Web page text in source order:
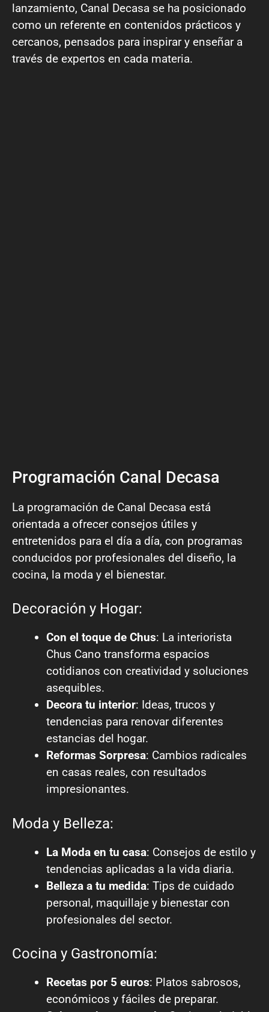
lanzamiento, Canal Decasa se ha posicionado
como un referente en contenidos prácticos y
cercanos, pensados para inspirar y enseñar a
través de expertos en cada materia.
Programación Canal Decasa
La programación de Canal Decasa está
orientada a ofrecer consejos útiles y
entretenidos para el día a día, con programas
conducidos por profesionales del diseño, la
cocina, la moda y el bienestar.
Decoración y Hogar:
Con el toque de Chus: La interiorista
Chus Cano transforma espacios
cotidianos con creatividad y soluciones
asequibles.
Decora tu interior: Ideas, trucos y
tendencias para renovar diferentes
estancias del hogar.
Reformas Sorpresa: Cambios radicales
en casas reales, con resultados
impresionantes.
Moda y Belleza:
La Moda en tu casa: Consejos de estilo y
tendencias aplicadas a la vida diaria.
Belleza a tu medida: Tips de cuidado
personal, maquillaje y bienestar con
profesionales del sector.
Cocina y Gastronomía:
Recetas por 5 euros: Platos sabrosos,
económicos y fáciles de preparar.